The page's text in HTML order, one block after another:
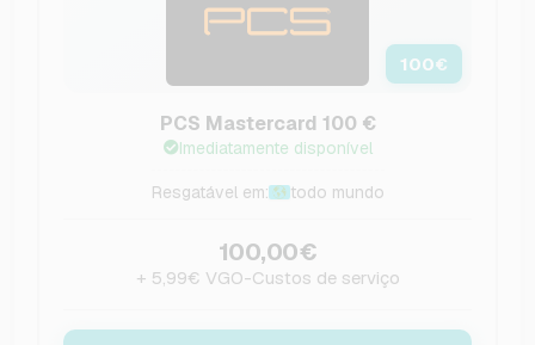
100€
PCS Mastercard 100 €
Imediatamente disponível
Resgatável em: todo mundo
100,00€
+ 5,99€ VGO-Custos de serviço